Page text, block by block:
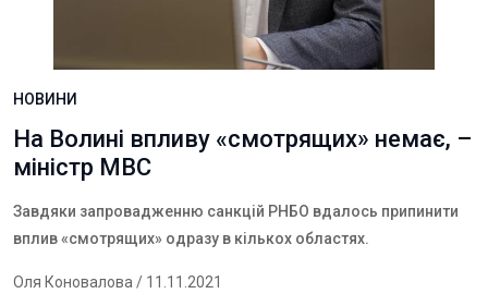
НОВИНИ
На Волині впливу «смотрящих» немає, –
міністр МВС
Завдяки запровадженню санкцій РНБО вдалось припинити
вплив «смотрящих» одразу в кількох областях.
Оля Коновалова / 11.11.2021